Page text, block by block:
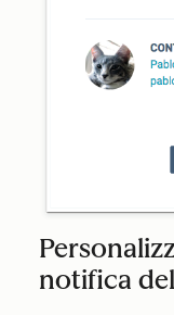
notifica